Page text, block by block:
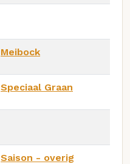
Meibock
Speciaal Graan
Saison - overig